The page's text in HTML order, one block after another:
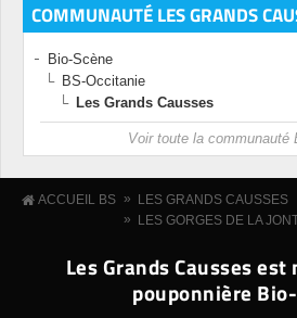
COMMUNAUTÉ LES GRANDS
Bio-Scène
BS-Occitanie
Les Grands Causses
Voir toute la communauté
ACCUEIL BS »
LES GRANDS CAUSSES
»
LES GORGES DE LA
Les Grands Causses
pouponnière